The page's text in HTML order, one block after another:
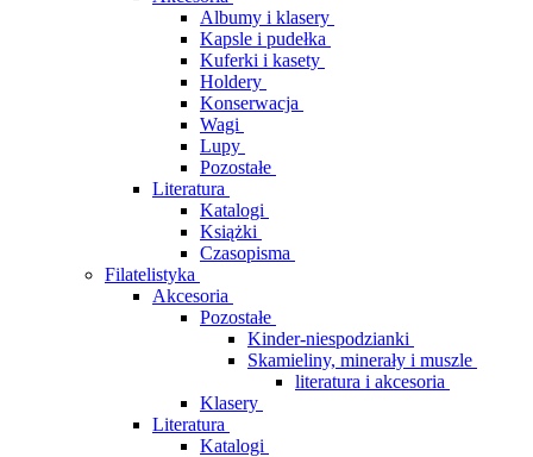
Albumy i klasery
Kapsle i pudełka
Kuferki i kasety
Holdery
Konserwacja
Wagi
Lupy
Pozostałe
Literatura
Katalogi
Książki
Czasopisma
Filatelistyka
Akcesoria
Pozostałe
Kinder-niespodzianki
Skamieliny, minerały i muszle
literatura i akcesoria
Klasery
Literatura
Katalogi